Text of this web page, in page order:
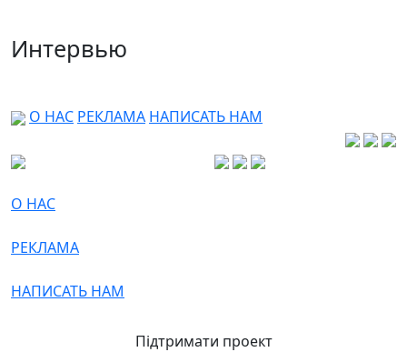
Интервью
О НАС РЕКЛАМА НАПИСАТЬ НАМ
О НАС
РЕКЛАМА
НАПИСАТЬ НАМ
Підтримати проект